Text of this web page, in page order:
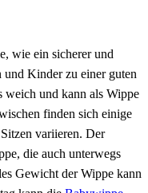
wie ein sicherer und
Kinder zu einer guten
weich und kann als Wippe
finden sich einige
variieren. Der
die auch unterwegs
Gewicht der Wippe kann